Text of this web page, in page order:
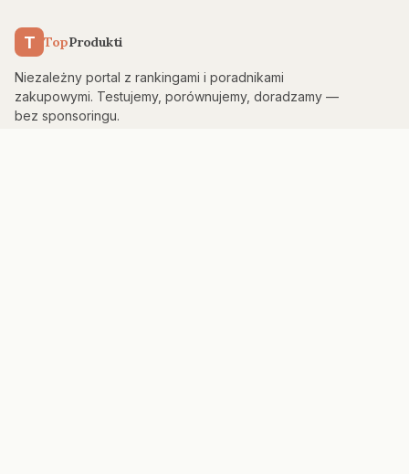
T TopProdukti
Niezależny portal z rankingami i poradnikami
zakupowymi. Testujemy, porównujemy, doradzamy —
bez sponsoringu.